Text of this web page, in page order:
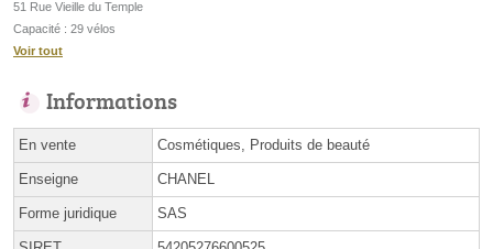
51 Rue Vieille du Temple
Capacité : 29 vélos
Voir tout
Informations
En vente Cosmétiques, Produits de beauté
Enseigne CHANEL
Forme juridique SAS